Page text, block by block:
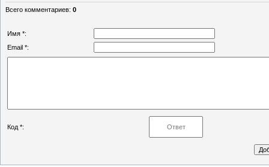
Всего комментариев: 0
Имя *:
Email *:
Код *: